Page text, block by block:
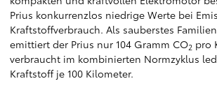
Prius konkurrenzlos niedrige Werte bei
Kraftstoffverbrauch. Als sauberstes
emittiert der Prius nur 104 Gramm CO2 pro
verbraucht im kombinierten Normzyklus
Kraftstoff je 100 Kilometer.